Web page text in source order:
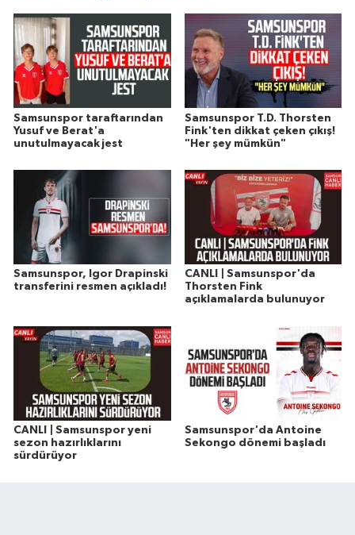
Samsunspor taraftarından
Yusuf ve Berat'a
unutulmayacak jest
Samsunspor T.D. Thorsten
Fink'ten dikkat çeken çıkış!
"Her şey mümkün"
Samsunspor, Igor Drapinski
transferini resmen açıkladı!
CANLI | Samsunspor'da
Thorsten Fink
açıklamalarda bulunuyor
CANLI | Samsunspor yeni
sezon hazırlıklarını
sürdürüyor
Samsunspor'da Antoine
Sekongo dönemi başladı